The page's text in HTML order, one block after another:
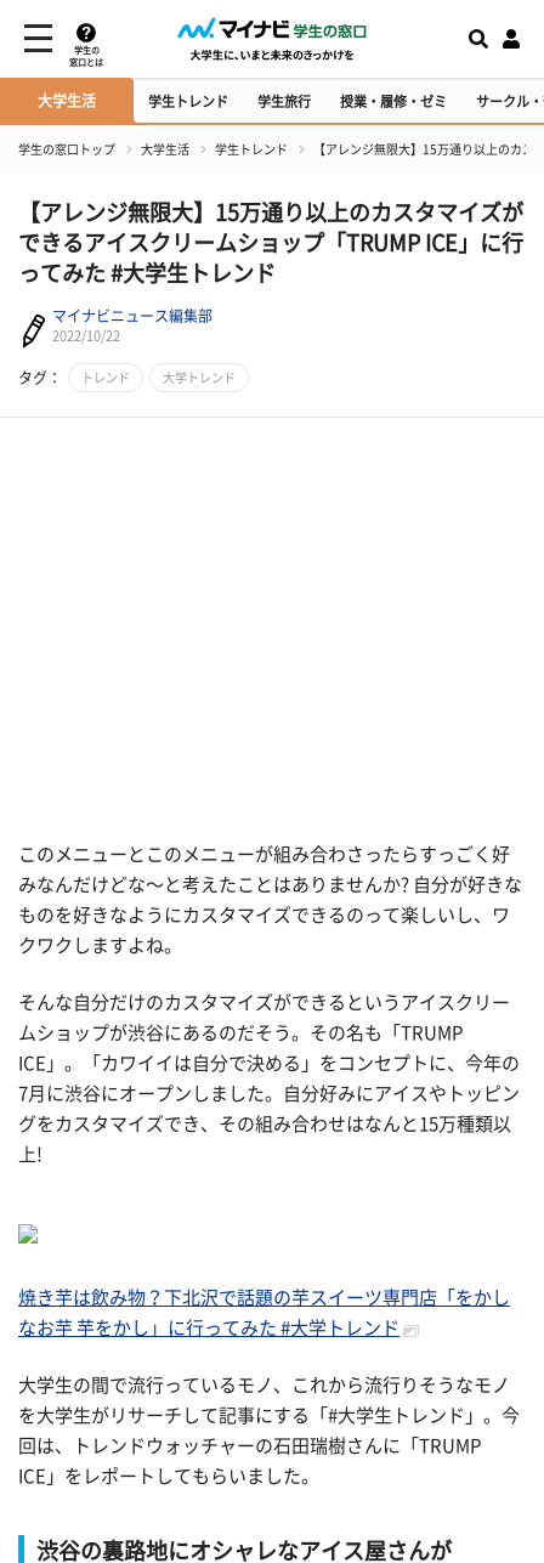
学生の
窓口とは
大学生活 学生トレンド 学生旅行 授業・履修・ゼミ サークル
学生の窓口トップ 大学生活 学生トレンド 【アレンジ無限大】15万通り以上のカス
【アレンジ無限大】15万通り以上のカスタマイズが
できるアイスクリームショップ「TRUMP ICE」に行
ってみた #大学生トレンド
マイナビニュース編集部
2022/10/22
タグ： トレンド 大学トレンド
このメニューとこのメニューが組み合わさったらすっごく好
みなんだけどな〜と考えたことはありませんか? 自分が好きな
ものを好きなようにカスタマイズできるのって楽しいし、ワ
クワクしますよね。
そんな自分だけのカスタマイズができるというアイスクリー
ムショップが渋谷にあるのだそう。その名も「TRUMP
ICE」。「カワイイは自分で決める」をコンセプトに、今年の
7月に渋谷にオープンしました。自分好みにアイスやトッピン
グをカスタマイズでき、その組み合わせはなんと15万種類以
上!
焼き芋は飲み物？下北沢で話題の芋スイーツ専門店「をかし
なお芋 芋をかし」に行ってみた #大学トレンド
大学生の間で流行っているモノ、これから流行りそうなモノ
を大学生がリサーチして記事にする「#大学生トレンド」。今
回は、トレンドウォッチャーの石田瑞樹さんに「TRUMP
ICE」をレポートしてもらいました。
渋谷の裏路地にオシャレなアイス屋さんが